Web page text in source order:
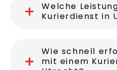
Welche
Kurierdienst in
Wie schnell
mit einem